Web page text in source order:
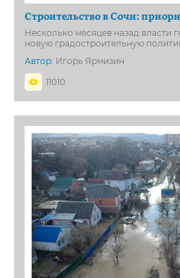
Строительство в Сочи:
Несколько месяцев назад власти
новую градостроительную
Автор: Игорь Ярмизин
11010